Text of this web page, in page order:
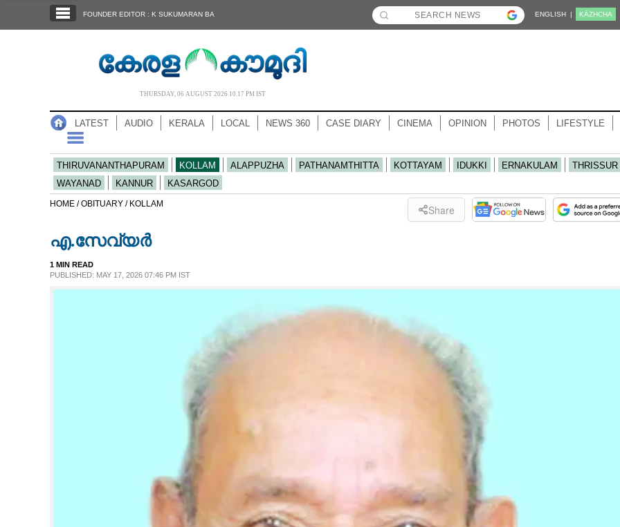
NOTIFIED NEWS
NEWS 360
FOUNDER EDITOR : K SUKUMARAN BA ENGLISH | KĀZHCHA
THURSDAY, 06 AUGUST 2026 10.17 PM IST
LATEST AUDIO KERALA LOCAL NEWS 360 CASE DIARY CINEMA OPINION PHOTOS LIFESTYLE
THIRUVANANTHAPURAM KOLLAM ALAPPUZHA PATHANAMTHITTA KOTTAYAM IDUKKI ERNAKULAM
THRISSUR
WAYANAD
KANNUR KASARGOD
HOME /OBITUARY / KOLLAM Share
എ.സേവ്യർ
1 MIN READ
PUBLISHED: MAY 17, 2026 07:46 PM IST